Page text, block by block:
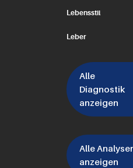
Lebensstil
Leber
Alle
Diagnostik
anzeigen
Alle
anzeigen